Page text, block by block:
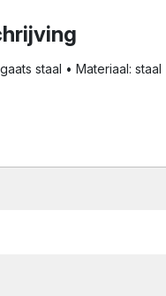
staal • Materiaal: